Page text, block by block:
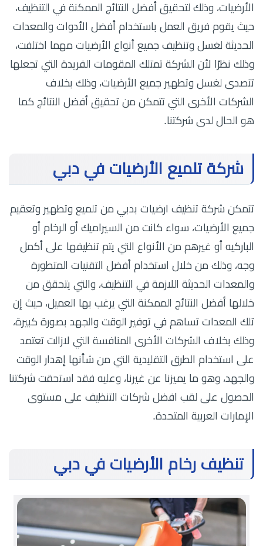
الأرضيات، وذلك لتحقيق أفضل النتائج الممكنة في التنظيف،
حيث يقوم فريق العمل باستخدام أفضل الأدوات والمعدات
الحديثة لغسل وتنظيف جميع أنواع الأرضيات مهما اختلفت،
وذلك نظرًا لأن الشركة تمتلك المقومات الفريدة التي تجعلها
تتصدى لغسل وتطهير جميع الأرضيات، وذلك بخلاف
الشركات الأخرى التي تتمكن من تحقيق أفضل النتائج كما
هو الحال لدى شركتنا.
شركة تلميع الأرضيات في دبي
تتمكن شركة تنظيف ارضيات بدبي من تلميع وتطهير وتعقيم
جميع الأرضيات، سواء كانت من السيراميك أو الرخام أو
الباركيه أو غيرهم من الأنواع التي يتم تنظيفها على أكمل
وجه، وذلك من خلال استخدام أفضل التقنيات المتطورة
والمعدات الحديثة اللازمة في التنظيف، والتي يتحقق من
خلالها أفضل النتائج الممكنة التي يرغب بها العميل، حيث إن
تلك المعدات تساهم في توفير الوقت والجهد بصورة كبيرة،
وذلك بخلاف الشركات الأخرى المنافسة التي لازالت تعتمد
على استخدام الطرق التقليدية التي من شأنها إهدار الوقت
والجهد، وهو ما يميزنا عن غيرنا، وعليه فقد استحقت شركتنا
الحصول على لقب افضل شركات التنظيف على مستوى
الإمارات العربية المتحدة.
تنظيف رخام الأرضيات في دبي